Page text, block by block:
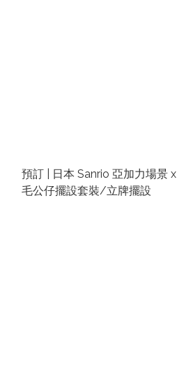
預訂 | 日本 Sanrio 亞加力場景 x
毛公仔擺設套裝/立牌擺設